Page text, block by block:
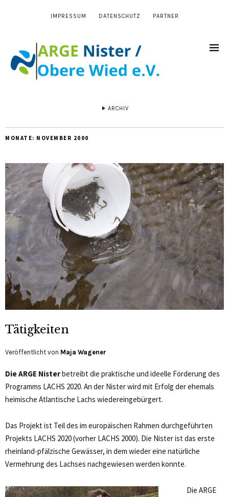
IMPRESSUM DATENSCHUTZ PARTNER
ARCHIV
MONATE: NOVEMBER 2000
Tätigkeiten
Veröffentlicht von Maja Wagener
Die ARGE Nisterbetreibt die praktische und ideelle Förderung des
Programms LACHS 2020. An der Nister wird mit Erfolg der ehemals
heimische Atlantische Lachs wiedereingebürgert.
Das Projekt ist Teil des im europäischen Rahmen durchgeführten
Projekts LACHS 2020 (vorher LACHS 2000). Die Nister ist das erste
rheinland-pfälzische Gewässer, in dem wieder eine natürliche
Vermehrung des Lachses nachgewiesen werden konnte.
Die ARGE